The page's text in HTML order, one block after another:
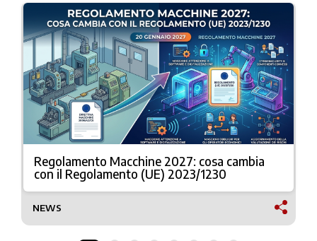
Regolamento Macchine 2027: cosa cambia
con il Regolamento (UE) 2023/1230
NEWS